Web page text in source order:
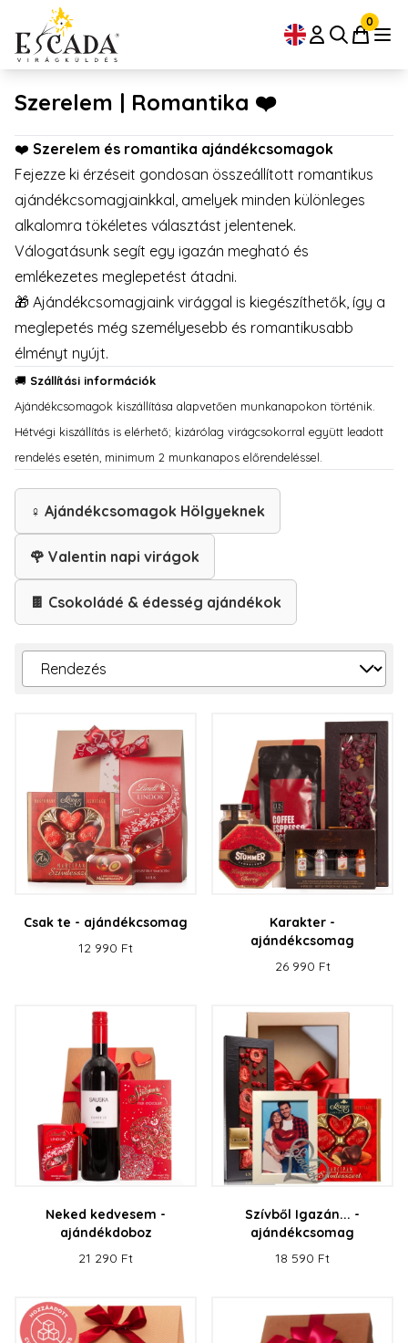
0
Szerelem | Romantika ❤️
❤️ Szerelem és romantika ajándékcsomagok
Fejezze ki érzéseit gondosan összeállított romantikus
ajándékcsomagjainkkal, amelyek minden különleges
alkalomra tökéletes választást jelentenek.
Válogatásunk segít egy igazán megható és
emlékezetes meglepetést átadni.
🎁 Ajándékcsomagjaink virággal is kiegészíthetők, így a
meglepetés még személyesebb és romantikusabb
élményt nyújt.
🚚 Szállítási információk
Ajándékcsomagok kiszállítása alapvetően munkanapokon történik.
Hétvégi kiszállítás is elérhető; kizárólag virágcsokorral együtt leadott
rendelés esetén, minimum 2 munkanapos előrendeléssel.
♀️ Ajándékcsomagok Hölgyeknek
🌹 Valentin napi virágok
🍫 Csokoládé & édesség ajándékok
Csak te - ajándékcsomag
12 990 Ft
Karakter -
ajándékcsomag
26 990 Ft
Neked kedvesem -
ajándékdoboz
21 290 Ft
Szívből Igazán... -
ajándékcsomag
18 590 Ft